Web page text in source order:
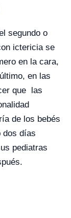
segundo o
ictericia se
en la cara,
en las
que las
de los bebés
dos días
pediatras